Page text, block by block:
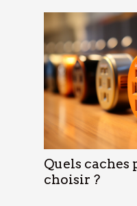
Quels caches
choisir ?